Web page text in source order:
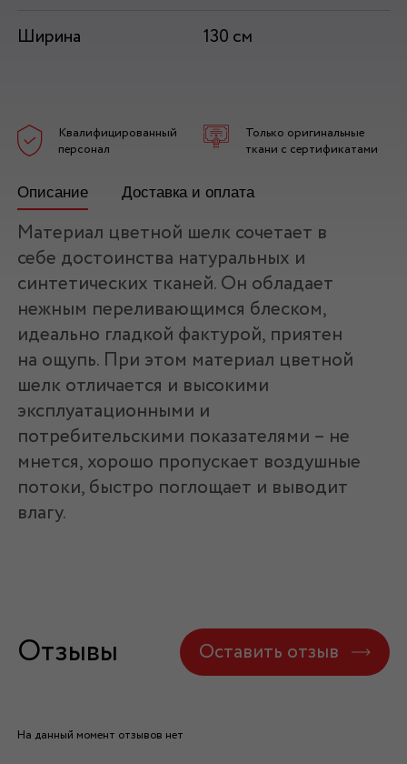
Ширина
130 см
Квалифицированный
персонал
Только оригинальные
ткани с сертификатами
Описание Доставка и оплата
Материал цветной шелк сочетает в
себе достоинства натуральных и
синтетических тканей. Он обладает
нежным переливающимся блеском,
идеально гладкой фактурой, приятен
на ощупь. При этом материал цветной
шелк отличается и высокими
эксплуатационными и
потребительскими показателями – не
мнется, хорошо пропускает воздушные
потоки, быстро поглощает и выводит
влагу.
Отзывы Оставить отзыв
На данный момент отзывов нет